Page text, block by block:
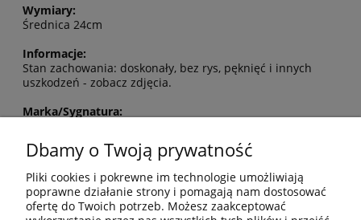
Wymiary:
Średnica 24cm
Informacje:
Stan zachowania: doskonały, bez rys, pęknięć i innych
uszkodzeń - zobacz zdjęcia.
Marka/Sygnatura:
1910r.
MOJE KONTO
PŁATNOŚCI I DOSTAWA
Dbamy o Twoją prywatność
Pliki cookies i pokrewne im technologie umożliwiają
poprawne działanie strony i pomagają nam dostosować
ofertę do Twoich potrzeb. Możesz zaakceptować